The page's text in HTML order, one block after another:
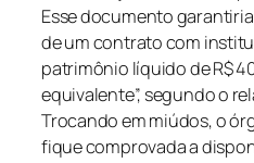
Esse documento
de um contrato com
patrimônio líquido de R$
equivalente”, segundo o
Trocando em miúdos, o
fique comprovada a